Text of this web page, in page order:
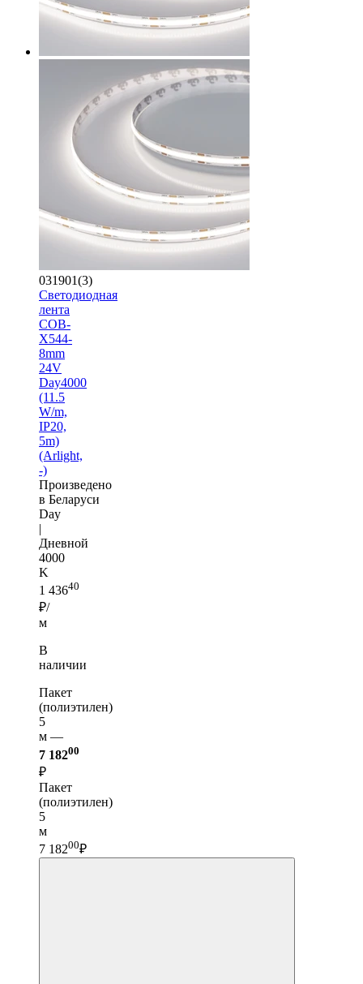
031901(3)
Светодиодная
лента
COB-
X544-
8mm
24V
Day4000
(11.5
W/m,
IP20,
5m)
(Arlight,
-)
Произведено
в Беларуси
Day
|
Дневной
4000
K
1 43640
₽/
м
В
наличии
Пакет
(полиэтилен)
5
м —
7 18200
₽
Пакет
(полиэтилен)
5
м
7 18200₽